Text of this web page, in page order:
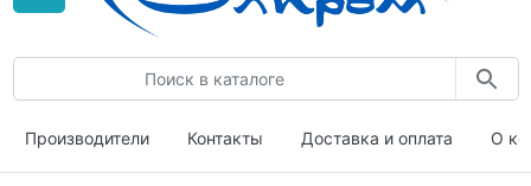
Производители Контакты Доставка и оплата О